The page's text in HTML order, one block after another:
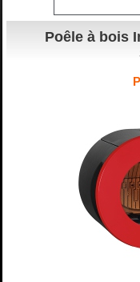
Poêle à bois